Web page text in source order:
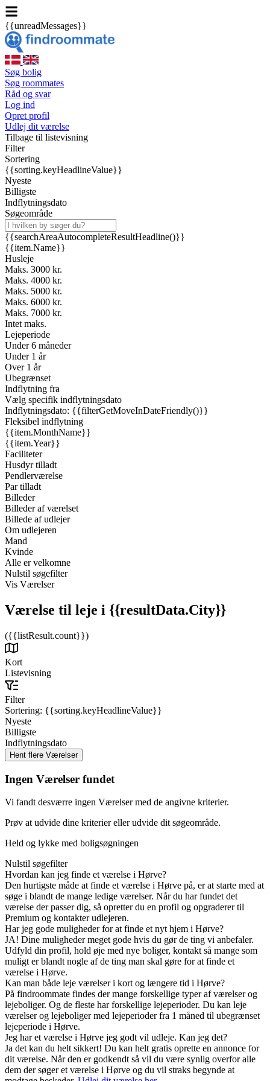
{{unreadMessages}}
Søg bolig
Søg roommates
Råd og svar
Log ind
Opret profil
Udlej dit værelse
Tilbage til listevisning
Filter
Sortering
{{sorting.keyHeadlineValue}}
Nyeste
Billigste
Indflytningsdato
Søgeområde
{{searchAreaAutocompleteResultHeadline()}}
{{item.Name}}
Husleje
Maks. 3000 kr.
Maks. 4000 kr.
Maks. 5000 kr.
Maks. 6000 kr.
Maks. 7000 kr.
Intet maks.
Lejeperiode
Under 6 måneder
Under 1 år
Over 1 år
Ubegrænset
Indflytning fra
Vælg specifik indflytningsdato
Indflytningsdato: {{filterGetMoveInDateFriendly()}}
Fleksibel indflytning
{{item.MonthName}}
{{item.Year}}
Faciliteter
Husdyr tilladt
Pendlerværelse
Par tilladt
Billeder
Billeder af værelset
Billede af udlejer
Om udlejeren
Mand
Kvinde
Alle er velkomne
Nulstil søgefilter
Vis Værelser
Værelse til leje i {{resultData.City}}
({{listResult.count}})
Kort
Listevisning
Filter
Sortering: {{sorting.keyHeadlineValue}}
Nyeste
Billigste
Indflytningsdato
Ingen Værelser fundet
Vi fandt desværre ingen Værelser med de angivne kriterier.
Prøv at udvide dine kriterier eller udvide dit søgeområde.
Held og lykke med boligsøgningen
Nulstil søgefilter
Hvordan kan jeg finde et værelse i Hørve?
Den hurtigste måde at finde et værelse i Hørve på, er at starte med at
søge i blandt de mange ledige værelser. Når du har fundet det
værelse der passer dig, så opretter du en profil og opgraderer til
Premium og kontakter udlejeren.
Har jeg gode muligheder for at finde et nyt hjem i Hørve?
JA! Dine muligheder meget gode hvis du gør de ting vi anbefaler.
Udfyld din profil, hold øje med nye boliger, kontakt så mange som
muligt er blandt nogle af de ting man skal gøre for at finde et
værelse i Hørve.
Kan man både leje værelser i kort og længere tid i Hørve?
På findroommate findes der mange forskellige typer af værelser og
lejeboliger. Og de fleste har forskellige lejeperioder. Du kan leje
værelser og lejeboliger med lejeperioder fra 1 måned til ubegrænset
lejeperiode i Hørve.
Jeg har et værelse i Hørve jeg godt vil udleje. Kan jeg det?
Ja det kan du helt sikkert! Du kan helt gratis oprette en annonce for
dit værelse. Når den er godkendt så vil du være synlig overfor alle
dem der søger et værelse i Hørve og du vil straks begynde at